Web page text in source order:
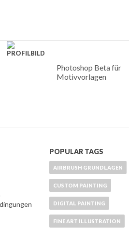
Photoshop Beta für
Motivvorlagen
POPULAR TAGS
AIRBRUSH GRUNDLAGEN
CUSTOM PAINTING
DIGITAL PAINTING
FINE ART ILLUSTRATION